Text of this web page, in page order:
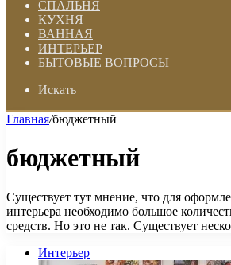
СПАЛЬНЯ
КУХНЯ
ВАННАЯ
ИНТЕРЬЕР
БЫТОВЫЕ ВОПРОСЫ
Искать
Главная/бюджетный
бюджетный
Существует тут мнение, что для
интерьера необходимо большое
средств. Но это не так. Существует
Интерьер